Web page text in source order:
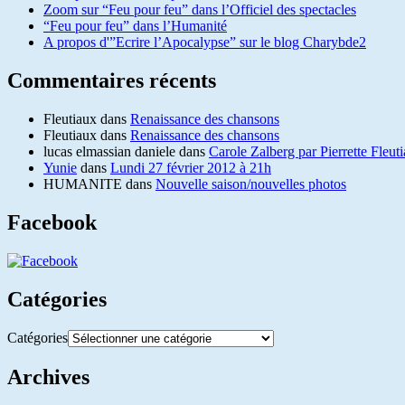
Zoom sur “Feu pour feu” dans l’Officiel des spectacles
“Feu pour feu” dans l’Humanité
A propos d'”Ecrire l’Apocalypse” sur le blog Charybde2
Commentaires récents
Fleutiaux dans Renaissance des chansons
Fleutiaux dans Renaissance des chansons
lucas elmassian daniele dans Carole Zalberg par Pierrette
Yunie dans Lundi 27 février 2012 à 21h
HUMANITE dans Nouvelle saison/nouvelles photos
Facebook
Catégories
Catégories
Archives